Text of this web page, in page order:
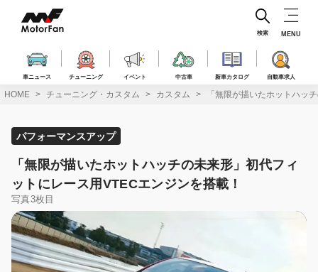
ス
車ニュース チューニング イベント 中古車 新車カタログ 自動車求人
検索 MENU
HOME チューニング・カスタム カスタム 「無限が描いたホットハッ
パフォーマンスアップ
「無限が描いたホットハッチの未来形」初代フィ
ットにレース用VTECエンジンを搭載！
写真3枚目